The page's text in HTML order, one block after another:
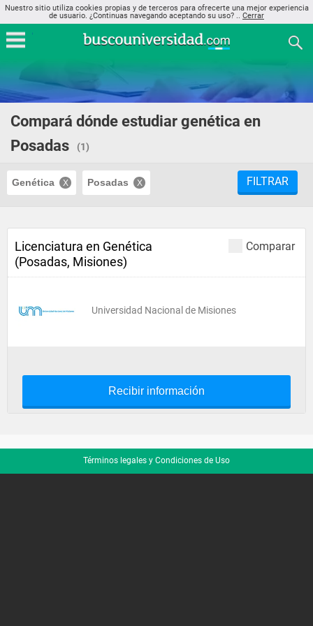
Nuestro sitio utiliza cookies propias y de terceros para ofrecerte una mejor experiencia
de usuario. ¿Continuas navegando aceptando su uso? .. Cerrar
Compará dónde estudiar genética en
Posadas
(1)
Genética Posadas FILTRAR
Comparar
Licenciatura en Genética
(Posadas, Misiones)
Universidad Nacional de Misiones
Recibir información
Términos legales y Condiciones de Uso